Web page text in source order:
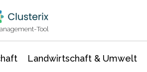
Tool
Landwirtschaft & Umwelt